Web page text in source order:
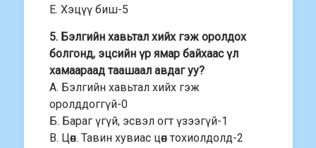
Е. Хэцүү биш-5
5. Бэлгийн хавьтал хийх гэж оролдох
болгонд, эцсийн үр ямар байхаас үл
хамаараад таашаал авдаг уу?
А. Бэлгийн хавьтал хийх гэж
оролддоггүй-0
Б. Бараг үгүй, эсвэл огт үзээгүй-1
В. Цөөн. Тавин хувиас цөөн тохиолдолд-2